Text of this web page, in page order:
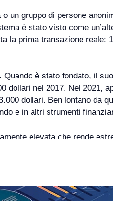
un gruppo di persone
è stato visto come
la prima transazione reale:
Quando è stato fondato, il
dollari nel 2017. Nel 2021,
dollari. Ben lontano da
e in altri strumenti
elevata che rende